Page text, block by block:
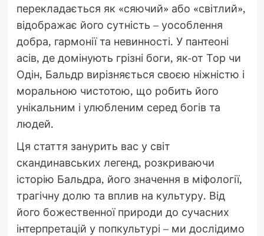
перекладається як «сяючий» або «світлий»,
відображає його сутність – уособлення
добра, гармонії та невинності. У пантеоні
асів, де домінують грізні боги, як-от Тор чи
Одін, Бальдр вирізняється своєю ніжністю і
моральною чистотою, що робить його
унікальним і улюбленим серед богів та
людей.
Ця стаття занурить вас у світ
скандинавських легенд, розкриваючи
історію Бальдра, його значення в міфології,
трагічну долю та вплив на культуру. Від
його божественної природи до сучасних
інтерпретацій у попкультурі – ми дослідимо